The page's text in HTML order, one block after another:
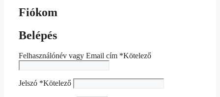
Fiókom
Belépés
Felhasználónév vagy Email cím *Kötelező
Jelszó *Kötelező